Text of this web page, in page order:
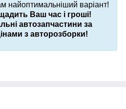
найоптимальніший варіант!
Ваш час і гроші!
автозапчастини за
з авторозборки!